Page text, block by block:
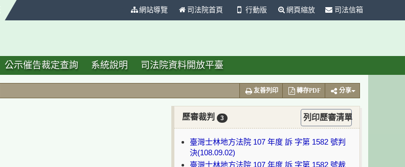
網站導覽 司法院首頁 行動版 網頁縮放 司法信箱
公示催告裁定查詢 系統說明 司法院資料開放平臺
友善列印 轉存PDF 分享
歷審裁判 3 列印歷審清單
臺灣士林地方法院 107 年度 訴 字第 1582 號判
決(108.09.02)
臺灣士林地方法院 107 年度 訴 字第 1582 號裁